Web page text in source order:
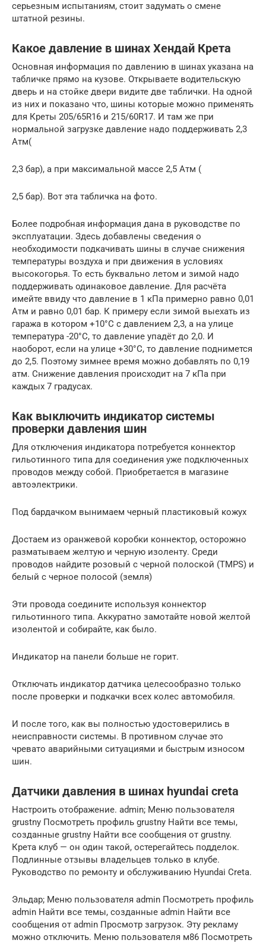
серьезным испытаниям, стоит задумать о смене
штатной резины.
Какое давление в шинах Хендай Крета
Основная информация по давлению в шинах указана на
табличке прямо на кузове. Открываете водительскую
дверь и на стойке двери видите две таблички. На одной
из них и показано что, шины которые можно применять
для Креты 205/65R16 и 215/60R17. И там же при
нормальной загрузке давление надо поддерживать 2,3
Атм(
2,3 бар), а при максимальной массе 2,5 Атм (
2,5 бар). Вот эта табличка на фото.
Более подробная информация дана в руководстве по
эксплуатации. Здесь добавлены сведения о
необходимости подкачивать шины в случае снижения
температуры воздуха и при движения в условиях
высокогорья. То есть буквально летом и зимой надо
поддерживать одинаковое давление. Для расчёта
имейте ввиду что давление в 1 кПа примерно равно 0,01
Атм и равно 0,01 бар. К примеру если зимой выехать из
гаража в котором +10°С с давлением 2,3, а на улице
температура -20°С, то давление упадёт до 2,0. И
наоборот, если на улице +30°С, то давление поднимется
до 2,5. Поэтому зимнее время можно добавлять по 0,19
атм. Снижение давления происходит на 7 кПа при
каждых 7 градусах.
Как выключить индикатор системы
проверки давления шин
Для отключения индикатора потребуется коннектор
гильотинного типа для соединения уже подключенных
проводов между собой. Приобретается в магазине
автоэлектрики.
Под бардачком вынимаем черный пластиковый кожух
Достаем из оранжевой коробки коннектор, осторожно
разматываем желтую и черную изоленту. Среди
проводов найдите розовый с черной полоской (TMPS) и
белый с черное полосой (земля)
Эти провода соедините используя коннектор
гильотинного типа. Аккуратно замотайте новой желтой
изолентой и собирайте, как было.
Индикатор на панели больше не горит.
Отключать индикатор датчика целесообразно только
после проверки и подкачки всех колес автомобиля.
И после того, как вы полностью удостоверились в
неисправности системы. В противном случае это
чревато аварийными ситуациями и быстрым износом
шин.
Датчики давления в шинах hyundai creta
Настроить отображение. аdmin; Меню пользователя
grustny Посмотреть профиль grustny Найти все темы,
созданные grustny Найти все сообщения от grustny.
Крета клуб — он один такой, остерегайтесь подделок.
Подлинные отзывы владельцев только в клубе.
Руководство по ремонту и обслуживанию Hyundai Creta.
Эльдар; Меню пользователя аdmin Посмотреть профиль
аdmin Найти все темы, созданные аdmin Найти все
сообщения от аdmin Просмотр загрузок. Эту рекламу
можно отключить. Меню пользователя м86 Посмотреть